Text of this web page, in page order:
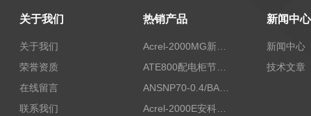
关于我们
关于我们
荣誉资质
在线留言
联系我们
热销产品
Acrel-2000MG新能源消纳安科瑞微电网能量管理系统
ATE800配电柜节点无线测温/表带捆绑/无源感应取电
ANSNP70-0.4/BANSNP中线安防保护器 治理三相不平衡
Acrel-2000E安科瑞Acrel配电室综合监控系统
新闻中心
新闻中心
技术文章